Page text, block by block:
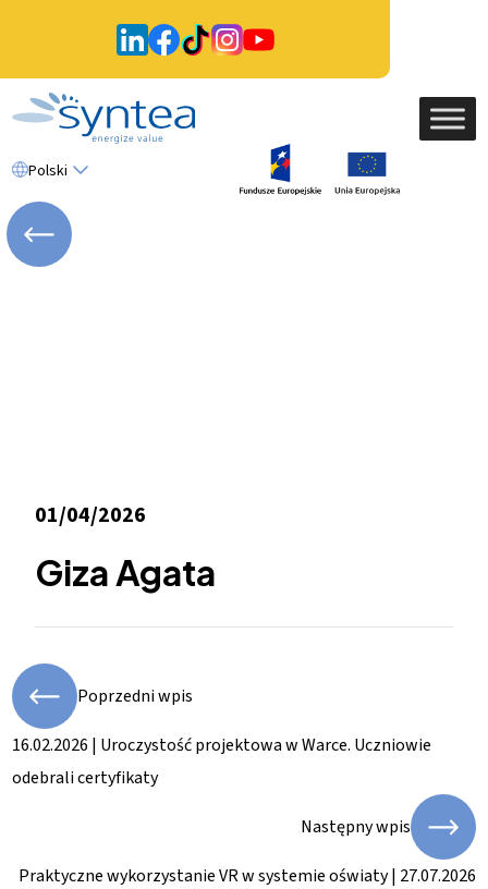
Polski
01/04/2026
Giza Agata
Poprzedni wpis
16.02.2026 | Uroczystość projektowa w Warce. Uczniowie
odebrali certyfikaty
Następny wpis
Praktyczne wykorzystanie VR w systemie oświaty | 27.07.2026